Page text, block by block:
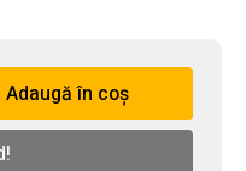
Adaugă în coș